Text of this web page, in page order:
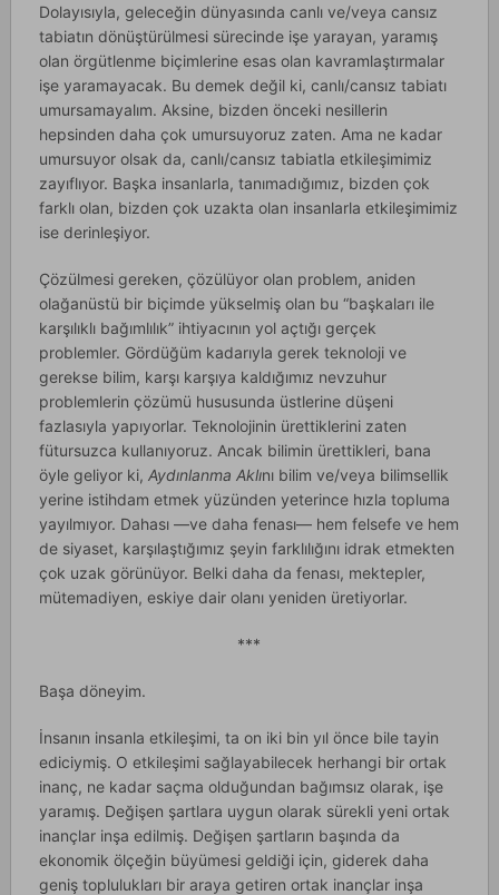
Dolayısıyla, geleceğin dünyasında canlı ve/veya cansız
tabiatın dönüştürülmesi sürecinde işe yarayan, yaramış
olan örgütlenme biçimlerine esas olan kavramlaştırmalar
işe yaramayacak. Bu demek değil ki, canlı/cansız tabiatı
umursamayalım. Aksine, bizden önceki nesillerin
hepsinden daha çok umursuyoruz zaten. Ama ne kadar
umursuyor olsak da, canlı/cansız tabiatla etkileşimimiz
zayıflıyor. Başka insanlarla, tanımadığımız, bizden çok
farklı olan, bizden çok uzakta olan insanlarla etkileşimimiz
ise derinleşiyor.
Çözülmesi gereken, çözülüyor olan problem, aniden
olağanüstü bir biçimde yükselmiş olan bu “başkaları ile
karşılıklı bağımlılık” ihtiyacının yol açtığı gerçek
problemler. Gördüğüm kadarıyla gerek teknoloji ve
gerekse bilim, karşı karşıya kaldığımız nevzuhur
problemlerin çözümü hususunda üstlerine düşeni
fazlasıyla yapıyorlar. Teknolojinin ürettiklerini zaten
fütursuzca kullanıyoruz. Ancak bilimin ürettikleri, bana
öyle geliyor ki, Aydınlanma Aklını bilim ve/veya bilimsellik
yerine istihdam etmek yüzünden yeterince hızla topluma
yayılmıyor. Dahası —ve daha fenası— hem felsefe ve hem
de siyaset, karşılaştığımız şeyin farklılığını idrak etmekten
çok uzak görünüyor. Belki daha da fenası, mektepler,
mütemadiyen, eskiye dair olanı yeniden üretiyorlar.
***
Başa döneyim.
İnsanın insanla etkileşimi, ta on iki bin yıl önce bile tayin
ediciymiş. O etkileşimi sağlayabilecek herhangi bir ortak
inanç, ne kadar saçma olduğundan bağımsız olarak, işe
yaramış. Değişen şartlara uygun olarak sürekli yeni ortak
inançlar inşa edilmiş. Değişen şartların başında da
ekonomik ölçeğin büyümesi geldiği için, giderek daha
geniş toplulukları bir araya getiren ortak inançlar inşa